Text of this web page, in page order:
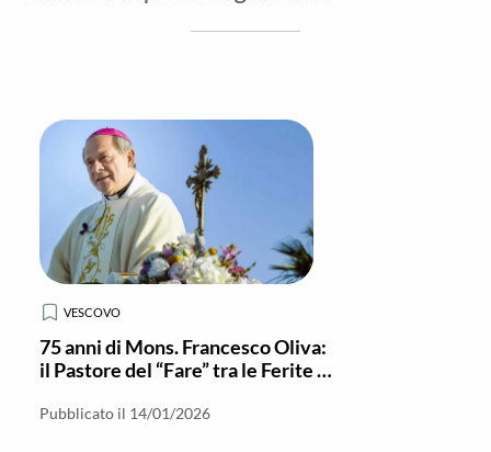
VESCOVO
75 anni di Mons. Francesco Oliva:
il Pastore del “Fare” tra le Ferite e
Pubblicato il 14/01/2026